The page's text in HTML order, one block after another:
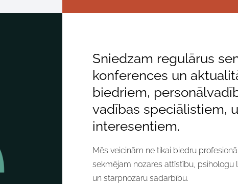
Sniedzam regulārus
konferences un
biedriem,
vadības speciālistiem,
interesentiem.
Mēs veicinām ne tikai biedru
sekmējam nozares attīstību, psihologu
un starpnozaru sadarbību.